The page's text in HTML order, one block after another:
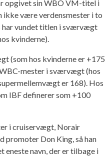
opgivet sin WBO VM-titel i
være verdensmester i to
har vundet titlen i sværvægt
kvinderne).
(som hos kvinderne er +175
mester i sværvægt (hos
er 168). Hos
IBF definerer som +100
i cruiservægt, Norair
promoter Don King, så han
navn, der er tilbage i